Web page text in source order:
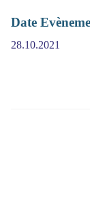
Date
28.10.2021